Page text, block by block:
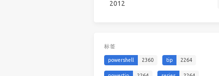
2012
标签
powershell 2360 tip 2264